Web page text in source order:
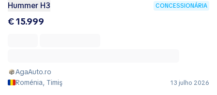
Hummer H3 CONCESSIONÁRIA
€ 15.999
AgaAuto.ro
Roménia, Timiş
13 julho 2026